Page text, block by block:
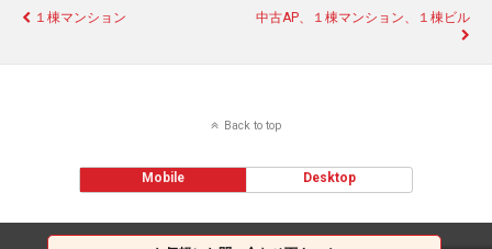
１棟マンション
中古AP、１棟マンション、１棟ビル
Back to top
Mobile Desktop